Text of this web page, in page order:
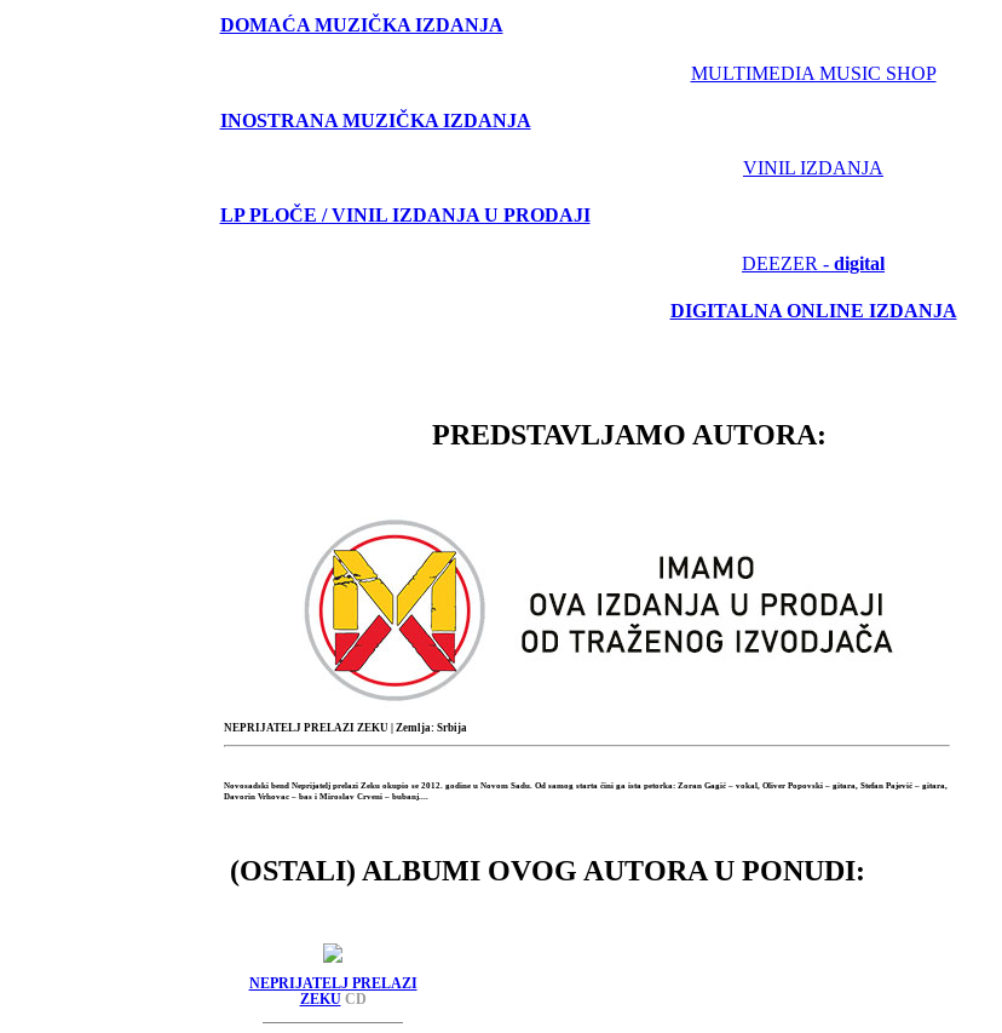
DOMAĆA MUZIČKA IZDANJA
MULTIMEDIA MUSIC SHOP
INOSTRANA MUZIČKA IZDANJA
VINIL IZDANJA
LP PLOČE / VINIL IZDANJA U PRODAJI
DEEZER - digital
DIGITALNA ONLINE IZDANJA
PREDSTAVLJAMO AUTORA:
NEPRIJATELJ PRELAZI ZEKU| Zemlja: Srbija
Novosadski bend Neprijatelj prelazi Zeku okupio se 2012. godine u Novom Sadu. Od samog starta čini ga ista petorka: Zoran Gagić – vokal, Oliver Popovski – gitara, Stefan Pajević – gitara,
Davorin Vrhovac – bas i Miroslav Crveni – bubanj....
(OSTALI) ALBUMI OVOG AUTORA U PONUDI:
NEPRIJATELJ PRELAZI
ZEKU CD